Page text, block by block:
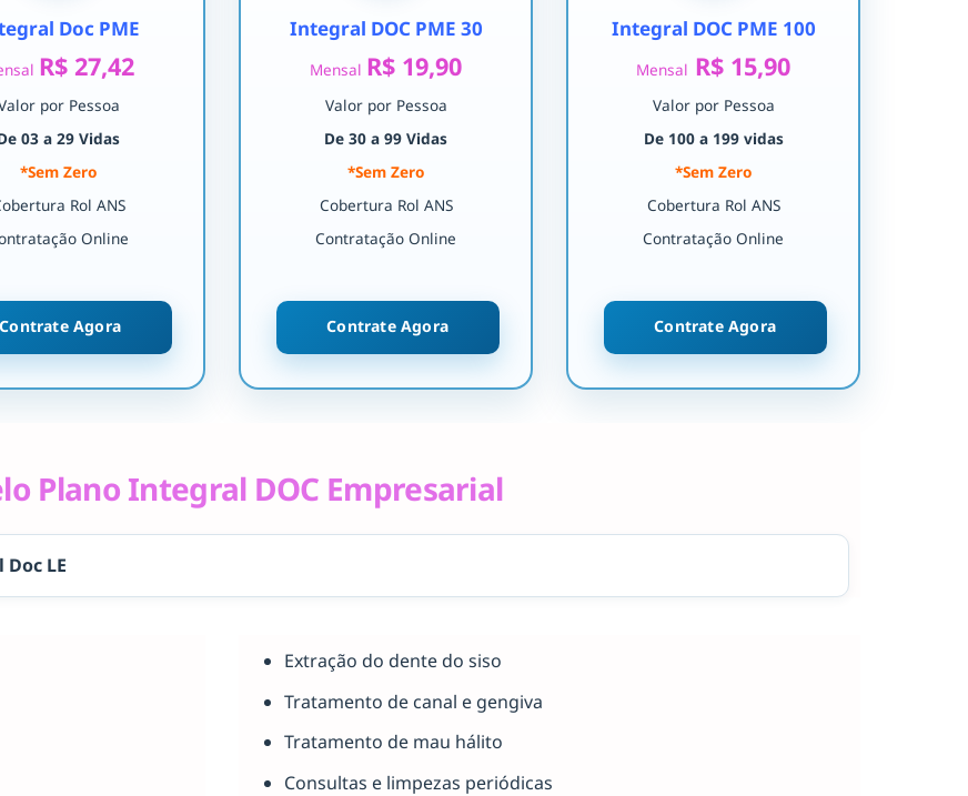
Doc PME
R$ 27,42
por Pessoa
03 a 29 Vidas
*Sem Zero
Rol ANS
Online
Contrate Agora
Integral DOC PME 30
Mensal R$ 19,90
Valor por Pessoa
De 30 a 99 Vidas
*Sem Zero
Cobertura Rol ANS
Contratação Online
Contrate Agora
Integral DOC PME 100
Mensal R$ 15,90
Valor por Pessoa
De 100 a 199 vidas
*Sem Zero
Cobertura Rol ANS
Contratação Online
Contrate Agora
Plano Integral DOC Empresarial
LE
Extração do dente do siso
Tratamento de canal e gengiva
Tratamento de mau hálito
Consultas e limpezas periódicas